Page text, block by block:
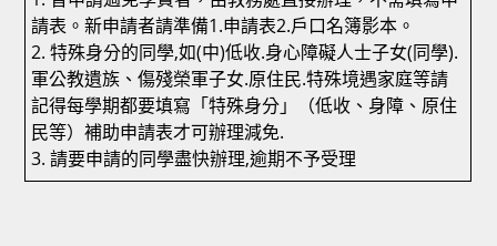
請表。新申請者請準備1.申請表2.戶口名簿影本。
2. 特殊身分的同學,如(中)低收.身心障礙人士子女(同學).
軍公教遺族、傷殘榮軍子女.原住民.特殊境遇家庭等請
記得每學期都要填寫「特殊身分」（低收、身障、原住
民等）補助申請表才可辦理減免.
3. 請要申請的同學盡快辦理,逾期不予受理